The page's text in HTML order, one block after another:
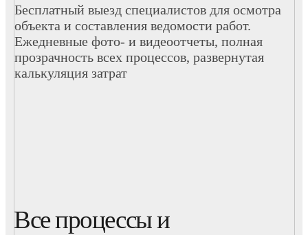
Бесплатный выезд специалистов для осмотра
объекта и составления ведомости работ.
Ежедневные фото- и видеоотчеты, полная
прозрачность всех процессов, развернутая
калькуляция затрат
Все процессы и